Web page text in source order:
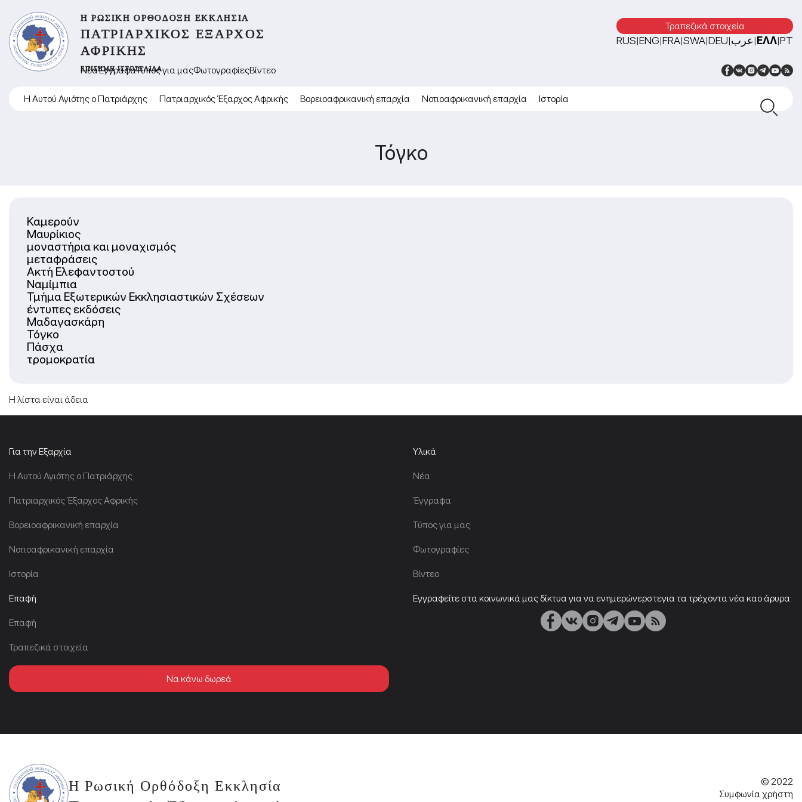
Η ΡΩΣΙΚΉ ΟΡΘΌΔΟΞΗ ΕΚΚΛΗΣΊΑ
ΠΑΤΡΙΑΡΧΙΚΌΣ ΈΞΑΡΧΟΣ
ΑΦΡΙΚΉΣ
ΕΠΊΣΗΜΗ ΙΣΤΟΣΕΛΊΔΑ
Τραπεζικά στοιχεία
RUS|ENG|FRA|SWA|DEU|عرب|ΕΛΛ|PT
ΝέαΈγγραφαΤύπος για μαςΦωτογραφίεςΒίντεο
Η Αυτού Αγιότης ο Πατριάρχης Πατριαρχικός Έξαρχος Αφρικής Βορειοαφρικανική επαρχία Νοτιοαφρικανική επαρχία Ιστορία
Τόγκο
Καμερούν
Μαυρίκιος
μοναστήρια και μοναχισμός
μεταφράσεις
Ακτή Ελεφαντοστού
Ναμίμπια
Τμήμα Εξωτερικών Εκκλησιαστικών Σχέσεων
έντυπες εκδόσεις
Μαδαγασκάρη
Τόγκο
Πάσχα
τρομοκρατία
Η λίστα είναι άδεια
Για την Εξαρχία
Η Αυτού Αγιότης ο Πατριάρχης
Πατριαρχικός Έξαρχος Αφρικής
Βορειοαφρικανική επαρχία
Νοτιοαφρικανική επαρχία
Ιστορία
Υλικά
Νέα
Έγγραφα
Τύπος για μας
Φωτογραφίες
Βίντεο
Επαφή
Επαφή
Τραπεζικά στοιχεία
Να κάνω δωρεά
Εγγραφείτε στα κοινωνικά μας δίκτυα για να ενημερώνερστεγια τα τρέχοντα νέα καο άρυρα:
Η Ρωσική Ορθόδοξη Εκκλησία
© 2022
Συμφωνία χρήστη